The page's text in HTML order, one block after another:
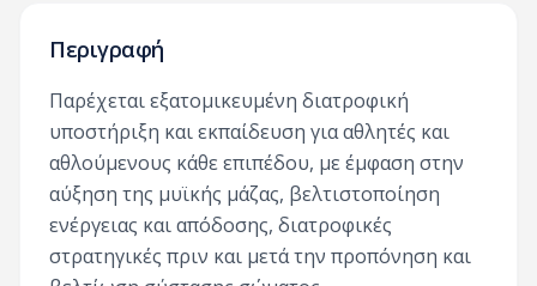
Περιγραφή
Παρέχεται εξατομικευμένη διατροφική
υποστήριξη και εκπαίδευση για αθλητές και
αθλούμενους κάθε επιπέδου, με έμφαση στην
αύξηση της μυϊκής μάζας, βελτιστοποίηση
ενέργειας και απόδοσης, διατροφικές
στρατηγικές πριν και μετά την προπόνηση και